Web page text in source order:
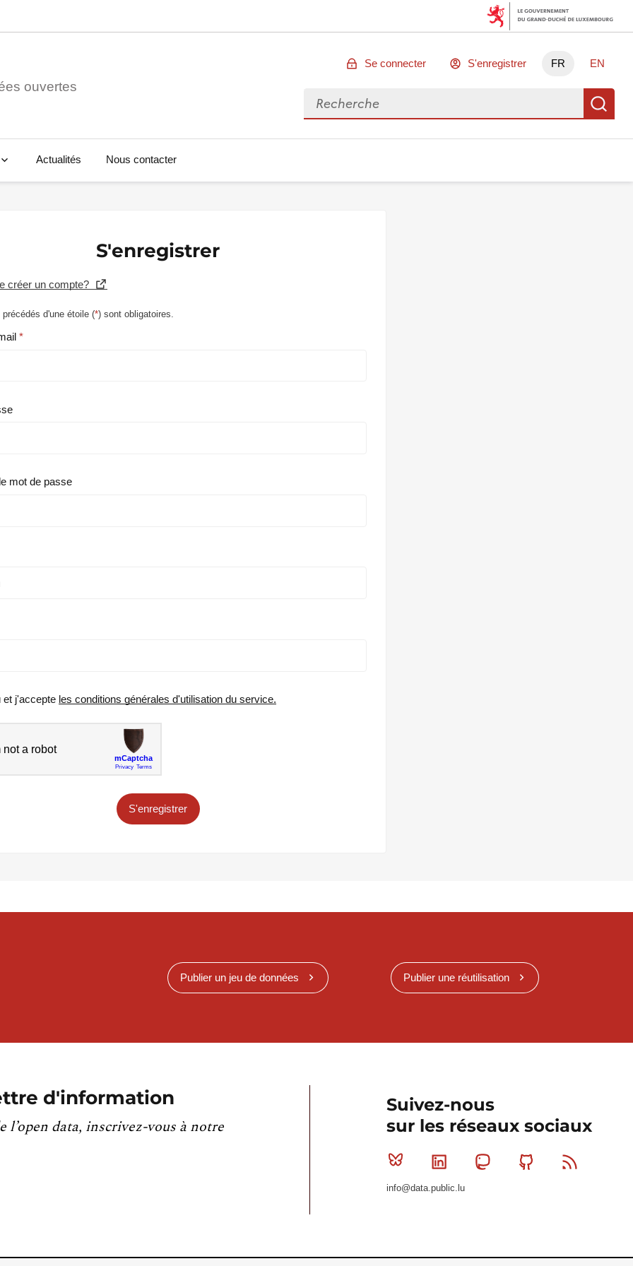
ouvertes
Se connecter S'enregistrer FR EN
Rechercher des données
Actualités Nous contacter
S'enregistrer
créer un compte?
d'une étoile (*) sont obligatoires.
mot de passe
et j'accepte les conditions générales d'utilisation du service.
S'enregistrer
Publier un jeu de données Publier une réutilisation
d'information
l’open data, inscrivez-vous à notre
Suivez-nous
sur les réseaux sociaux
Bluesky Linkedin MastodonGithub
info@data.public.lu